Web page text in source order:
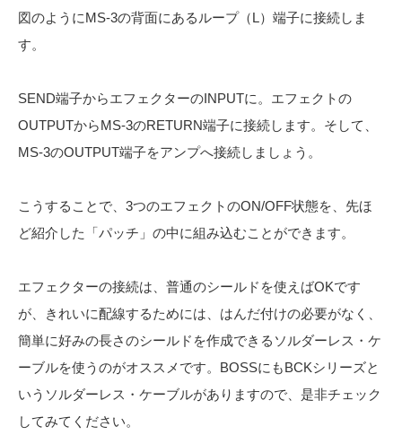
図のようにMS-3の背面にあるループ（L）端子に接続しま
す。
SEND端子からエフェクターのINPUTに。エフェクトの
OUTPUTからMS-3のRETURN端子に接続します。そして、
MS-3のOUTPUT端子をアンプへ接続しましょう。
こうすることで、3つのエフェクトのON/OFF状態を、先ほ
ど紹介した「パッチ」の中に組み込むことができます。
エフェクターの接続は、普通のシールドを使えばOKです
が、きれいに配線するためには、はんだ付けの必要がなく、
簡単に好みの長さのシールドを作成できるソルダーレス・ケ
ーブルを使うのがオススメです。BOSSにもBCKシリーズと
いうソルダーレス・ケーブルがありますので、是非チェック
してみてください。